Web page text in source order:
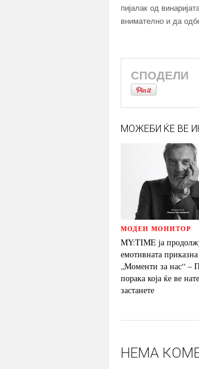
пијалак од
внимателно и да
СПОДЕЛИ
МОЖЕБИ ЌЕ ВЕ
МОДЕН МОНИТОР
MY:TIME ја
емотивната приказна
„Моменти за нас“ –
порака која ќе ве
застанете
НЕМА